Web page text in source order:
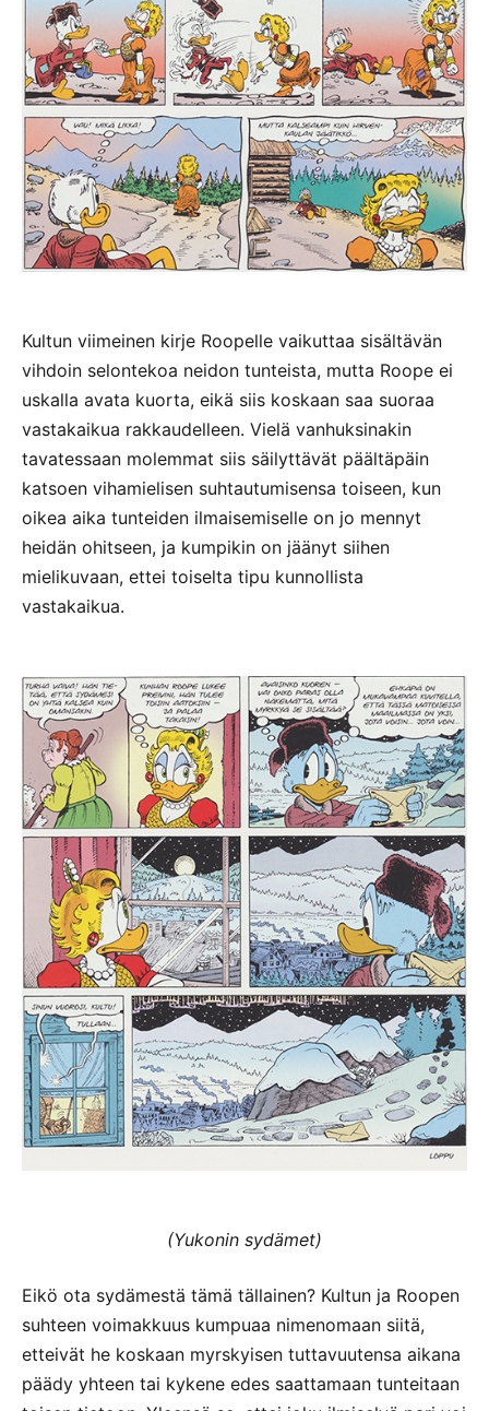
Kultun viimeinen kirje Roopelle vaikuttaa sisältävän
vihdoin selontekoa neidon tunteista, mutta Roope ei
uskalla avata kuorta, eikä siis koskaan saa suoraa
vastakaikua rakkaudelleen. Vielä vanhuksinakin
tavatessaan molemmat siis säilyttävät päältäpäin
katsoen vihamielisen suhtautumisensa toiseen, kun
oikea aika tunteiden ilmaisemiselle on jo mennyt
heidän ohitseen, ja kumpikin on jäänyt siihen
mielikuvaan, ettei toiselta tipu kunnollista
vastakaikua.
(Yukonin sydämet)
Eikö ota sydämestä tämä tällainen? Kultun ja Roopen
suhteen voimakkuus kumpuaa nimenomaan siitä,
etteivät he koskaan myrskyisen tuttavuutensa aikana
päädy yhteen tai kykene edes saattamaan tunteitaan